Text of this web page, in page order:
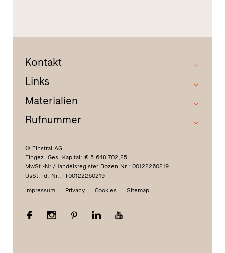
Kontakt
Links
Materialien
Rufnummer
© Finstral AG
Eingez. Ges. Kapital: € 5.648.702,25
MwSt.-Nr./Handelsregister Bozen Nr.: 00122260219
UsSt. Id. Nr.: IT00122260219
Impressum Privacy Cookies Sitemap